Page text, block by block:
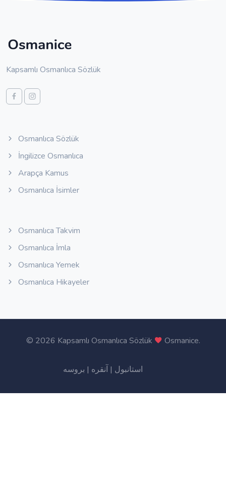
Kapsamlı Osmanlıca Sözlük
Osmanlıca Sözlük
İngilizce Osmanlıca
Arapça Kamus
Osmanlıca İsimler
Osmanlıca Takvim
Osmanlıca İmla
Osmanlıca Yemek
Osmanlıca Hikayeler
© 2026 Kapsamlı Osmanlıca Sözlük Osmanice.
استانبول | آنقره | بروسه